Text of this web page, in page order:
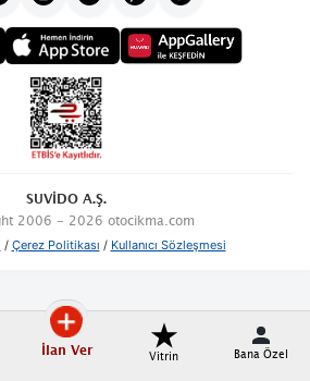
SUVİDO A.Ş.
2006 - 2026 otocikma.com
/ Çerez Politikası / Kullanıcı Sözleşmesi
İlan Ver Vitrin Bana Özel